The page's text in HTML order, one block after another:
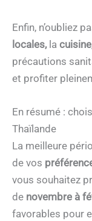
Enfin, n’oubliez
locales,la
précautions
et profiter
En résumé :
Thaïlande
La meilleure
de vos
vous souhaitez
de novembre à
favorables pour